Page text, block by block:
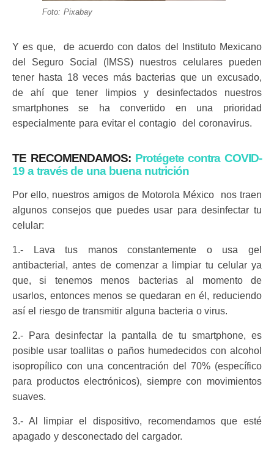
Foto: Pixabay
Y es que, de acuerdo con datos del Instituto Mexicano
del Seguro Social (IMSS) nuestros celulares pueden
tener hasta 18 veces más bacterias que un excusado,
de ahí que tener limpios y desinfectados nuestros
smartphones se ha convertido en una prioridad
especialmente para evitar el contagio del coronavirus.
TE RECOMENDAMOS: Protégete contra COVID-
19 a través de una buena nutrición
Por ello, nuestros amigos de Motorola México nos traen
algunos consejos que puedes usar para desinfectar tu
celular:
1.- Lava tus manos constantemente o usa gel
antibacterial, antes de comenzar a limpiar tu celular ya
que, si tenemos menos bacterias al momento de
usarlos, entonces menos se quedaran en él, reduciendo
así el riesgo de transmitir alguna bacteria o virus.
2.- Para desinfectar la pantalla de tu smartphone, es
posible usar toallitas o paños humedecidos con alcohol
isopropílico con una concentración del 70% (específico
para productos electrónicos), siempre con movimientos
suaves.
3.- Al limpiar el dispositivo, recomendamos que esté
apagado y desconectado del cargador.